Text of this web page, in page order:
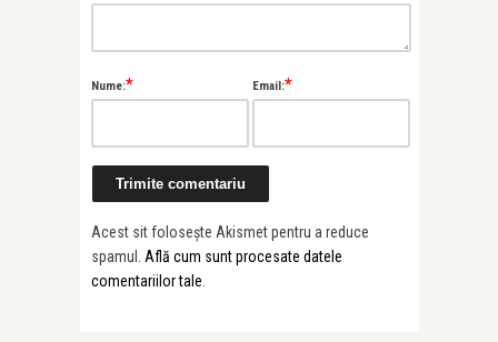
Nume:* Email:*
Acest sit folosește Akismet pentru a reduce
spamul. Află cum sunt procesate datele
comentariilor tale